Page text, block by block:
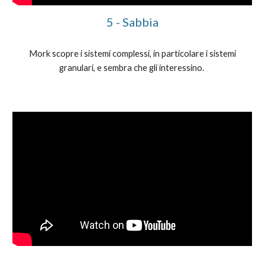
5 - Sabbia
Mork scopre i sistemi complessi, in particolare i sistemi
granulari, e sembra che gli interessino.